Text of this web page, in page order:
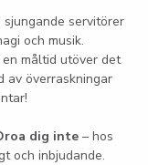
sjungande servitörer
och musik.
måltid utöver det
av överraskningar
dig inte – hos
och inbjudande.